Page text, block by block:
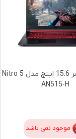
لپ‌ تاپ ایسر 15.6 اینچ مدل Nitro 5
AN515-H
موجود نمی باشد